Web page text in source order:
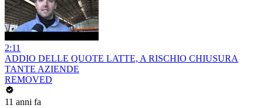
2:11
ADDIO DELLE QUOTE LATTE, A RISCHIO CHIUSURA
TANTE AZIENDE
REMOVED
11 anni fa